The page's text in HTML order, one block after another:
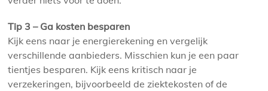
Tip 3 – Ga kosten besparen
Kijk eens naar je energierekening en vergelijk
verschillende aanbieders. Misschien kun je een paar
tientjes besparen. Kijk eens kritisch naar je
verzekeringen, bijvoorbeeld de ziektekosten of de